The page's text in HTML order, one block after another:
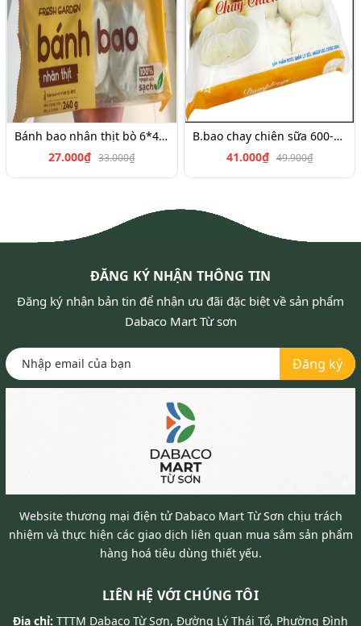
Bánh bao nhân thịt bò 6*45g
27.000₫ 33.000₫
B.bao chay chiên sữa 600-700g
41.000₫ 49.900₫
ĐĂNG KÝ NHẬN THÔNG TIN
Đăng ký nhận bản tin để nhận ưu đãi đặc biệt về sản phẩm
Dabaco Mart Từ sơn
Đăng ký
Website thương mại điện tử Dabaco Mart Từ Sơn chịu trách
nhiệm và thực hiện các giao dịch liên quan mua sắm sản phẩm
hàng hoá tiêu dùng thiết yếu.
LIÊN HỆ VỚI CHÚNG TÔI
Địa chỉ: TTTM Dabaco Từ Sơn, Đường Lý Thái Tổ, Phường Đình